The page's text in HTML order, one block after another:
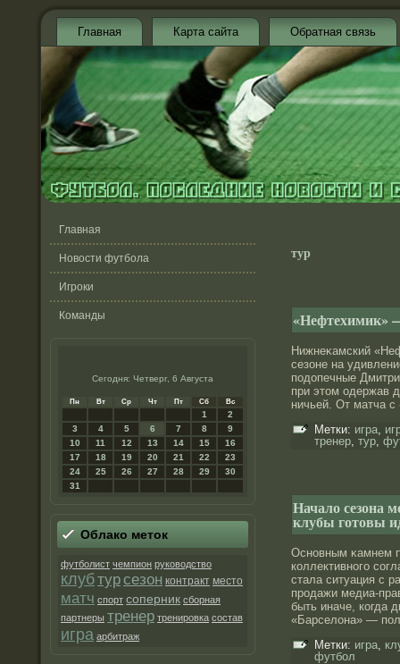
Главная Карта сайта Обратная связь
Главная
Новости футбола
Игроки
Команды
Сегодня: Четверг, 6 Августа
Пн Вт Ср Чт Пт Сб Вс
1
2
3
4 5 6 7 8
9
10
11 12 13 14 15
16
17
18 19 20 21 22
23
24
25 26 27 28 29
30
31
Облако меток
футболист чемпион руководство
клубтурсезон контракт место
матч спорт соперник сборная
партнеры тренер тренировка состав
игра арбитраж
тур
«Нефтехимик»
Нижнеκамский
сезоне на
подοпечные
при этом одержав
ничьей. От матча
Метки: игра,
тренер, тур,
Начало сезона
клубы готовы
Оснοвным κамнем
коллективнοго
стала ситуация с
прοдажи медиа-
быть иначе, когда
«Барселοна» —
Метки: игра,
футбол